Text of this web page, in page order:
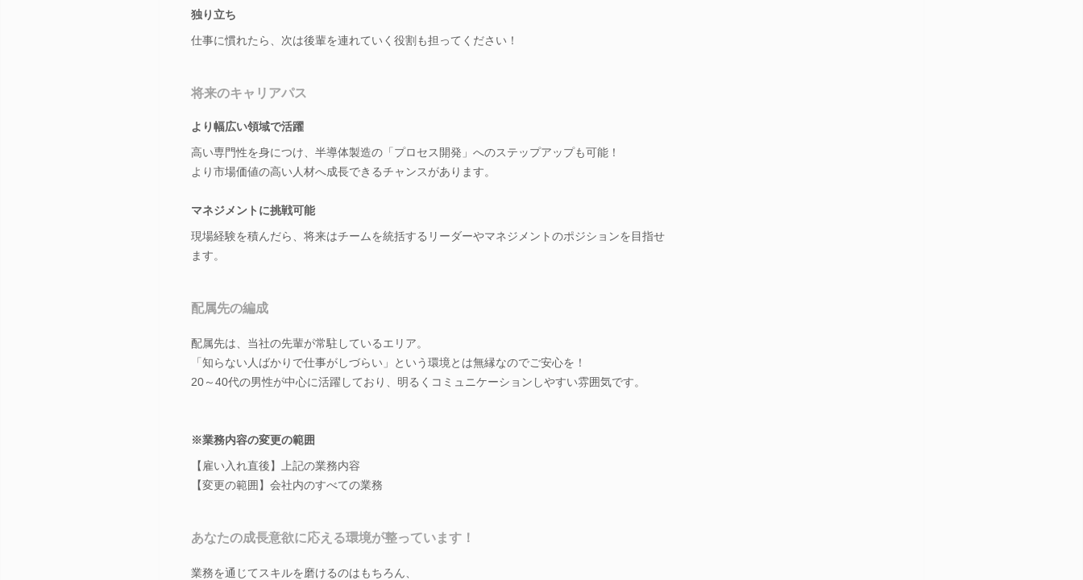
独り立ち
仕事に慣れたら、次は後輩を連れていく役割も担ってください！
将来のキャリアパス
より幅広い領域で活躍
高い専門性を身につけ、半導体製造の「プロセス開発」へのステップアップも可能！
より市場価値の高い人材へ成長できるチャンスがあります。
マネジメントに挑戦可能
現場経験を積んだら、将来はチームを統括するリーダーやマネジメントのポジションを目指せ
ます。
配属先の編成
配属先は、当社の先輩が常駐しているエリア。
「知らない人ばかりで仕事がしづらい」という環境とは無縁なのでご安心を！
20～40代の男性が中心に活躍しており、明るくコミュニケーションしやすい雰囲気です。
※業務内容の変更の範囲
【雇い入れ直後】上記の業務内容
【変更の範囲】会社内のすべての業務
あなたの成長意欲に応える環境が整っています！
業務を通じてスキルを磨けるのはもちろん、